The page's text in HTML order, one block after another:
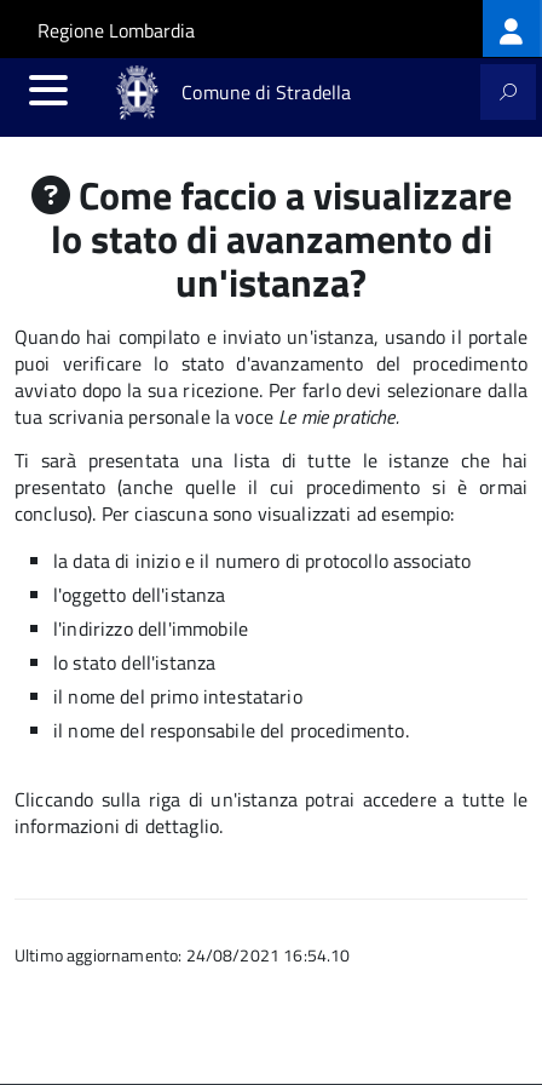
Salta al contenuto principale
Skip to site navigation
Regione Lombardia
Comune di Stradella
Come faccio a visualizzare
lo stato di avanzamento di
un'istanza?
Quando hai compilato e inviato un'istanza, usando il portale
puoi verificare lo stato d'avanzamento del procedimento
avviato dopo la sua ricezione. Per farlo devi selezionare dalla
tua scrivania personale la voce Le mie pratiche.
Ti sarà presentata una lista di tutte le istanze che hai
presentato (anche quelle il cui procedimento si è ormai
concluso). Per ciascuna sono visualizzati ad esempio:
la data di inizio e il numero di protocollo associato
l'oggetto dell'istanza
l'indirizzo dell'immobile
lo stato dell'istanza
il nome del primo intestatario
il nome del responsabile del procedimento.
Cliccando sulla riga di un'istanza potrai accedere a tutte le
informazioni di dettaglio.
Ultimo aggiornamento: 24/08/2021 16:54.10